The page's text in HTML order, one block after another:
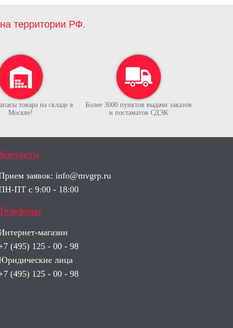
территории РФ.
товара на складе в
Москве!
Более 3000 пунктов выдачи заказов
и постаматов СДЭК
заявок: info@mvgrp.ru
ПТ с 9:00 - 18:00
магазин
(495) 125 - 00 - 98
лица
(495) 125 - 00 - 98